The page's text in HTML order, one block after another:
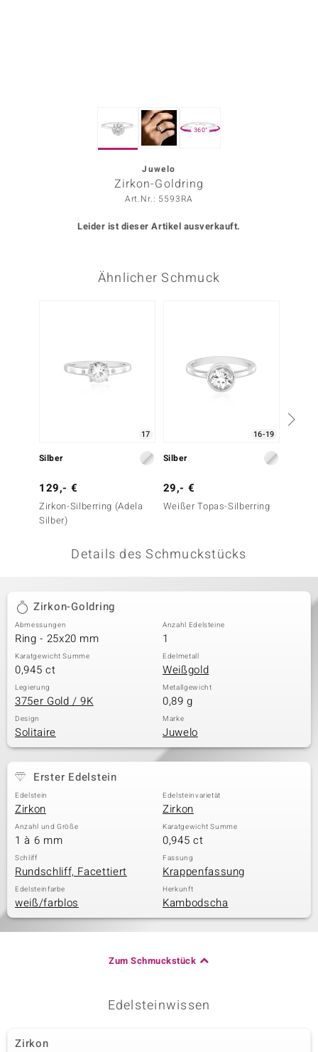
BY DE MELO
Classics
360°
Juwelo
Zirkon-Goldring
Art.Nr.: 5593RA
Leider ist dieser Artikel ausverkauft.
Ähnlicher Schmuck
17
Silber
129,- €
Zirkon-Silberring (Adela
Silber)
16-19
Silber
29,- €
Weißer Topas-Silberring
Details des Schmuckstücks
Zirkon-Goldring
Abmessungen
Ring - 25x20 mm
Anzahl Edelsteine
1
Karatgewicht Summe
0,945 ct
Edelmetall
Weißgold
Legierung
375er Gold / 9K
Metallgewicht
0,89 g
Design
Solitaire
Marke
Juwelo
Erster Edelstein
Edelstein
Zirkon
Edelsteinvarietät
Zirkon
Anzahl und Größe
1 à 6 mm
Karatgewicht Summe
0,945 ct
Schliff
Rundschliff, Facettiert
Fassung
Krappenfassung
Edelsteinfarbe
weiß/farblos
Herkunft
Kambodscha
Zum Schmuckstück
Edelsteinwissen
Zirkon